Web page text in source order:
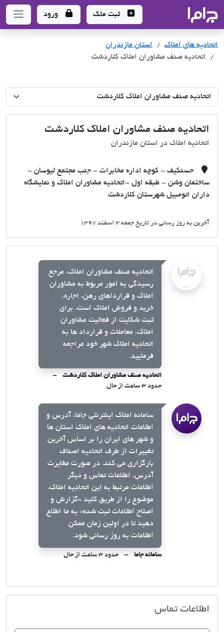
- سامانه جامع املاک و مشاورین املاک
ثبت ملک ورود
اتحادیه های املاک اتحادیه های املاک
استان مازندران
اتحادیه صنف مشاوران املاک کلاردشت
اتحادیه صنف مشاوران املاک کلاردشت
اتحادیه املاک در استان مازندران
حسنکیف - کوچه اداره مخابرات - جنب مجتمع لیوسان -
ساختمان وشن - طبقه اول -اتحادیه مشاوران املاک و نمایشگاه
داران اتومبیل شهرستان کلاردشت
آخرین به روز رسانی در تاریخ جمعه 3 اسفند 1397
اتحادیه صنف مشاوران املاک، مرجع
رسیدگی به امور مربوط به مشاوران
املاک و قرارداهای رهن، اجاره،
خرید و فروش املاک است. برای
ثبت شکایت از فعالیت مشاوران
املاک، معاملات و قرارداد ها به
اتحادیه املاک شهر خود مراجعه
فرمایید.
اتحادیه صنف مشاوران املاک کلاردشت
حدود ۳ ساعت از حال
سامانه املاک اینترنتی جاما، آدرس و
اطلاعات اتحادیه های املاک استان ها
و شهر های ایران را بر اساس آخرین
تغییرات از طرف اتحادیه اصناف
بارگزاری می کند. در صورت مغایرت
آدرس، اطلاعات تماس و دیگر
اطلاعات مرتبط به این اتحادیه املاک،
موضوع را از طریق کلید «گزارش و
اصلاح اطلاعات ثبت شده» به ما اطلاع
دهید تا در اولین زمان ممکن
اطلاعات به روز رسانی شود.
سامانه جاما حدود ۳ ساعت از حال
اطلاعات تماس